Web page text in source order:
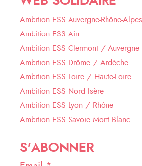
Ambition ESS Auvergne-Rhône-Alpes
Ambition ESS Ain
Ambition ESS Clermont / Auvergne
Ambition ESS Drôme / Ardèche
Ambition ESS Loire / Haute-Loire
Ambition ESS Nord Isère
Ambition ESS Lyon / Rhône
Ambition ESS Savoie Mont Blanc
S'ABONNER